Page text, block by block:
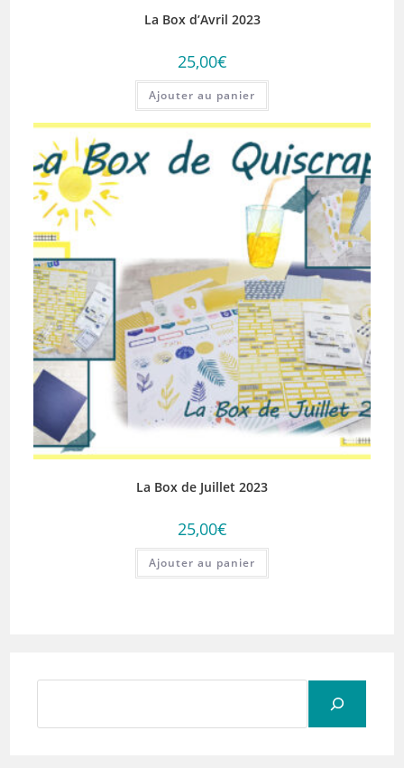
La Box d’Avril 2023
25,00€
Ajouter au panier
La Box de Juillet 2023
25,00€
Ajouter au panier